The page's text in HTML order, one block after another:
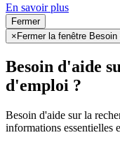
En savoir plus
Fermer
× Fermer la fenêtre
Besoin d'aide
d'emploi ?
Besoin d'aide sur la
informations essentielles